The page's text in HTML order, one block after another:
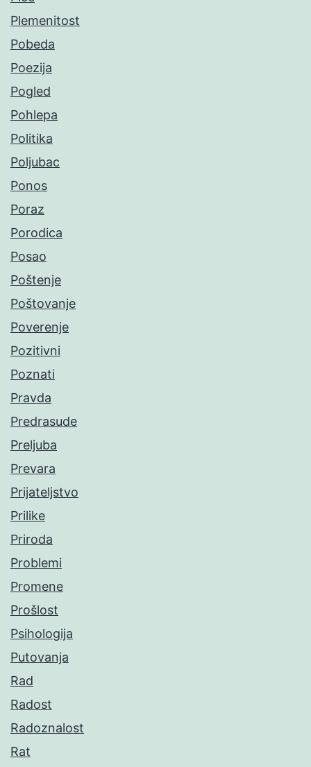
Plemenitost
Pobeda
Poezija
Pogled
Pohlepa
Politika
Poljubac
Ponos
Poraz
Porodica
Posao
Poštenje
Poštovanje
Poverenje
Pozitivni
Poznati
Pravda
Predrasude
Preljuba
Prevara
Prijateljstvo
Prilike
Priroda
Problemi
Promene
Prošlost
Psihologija
Putovanja
Rad
Radost
Radoznalost
Rat